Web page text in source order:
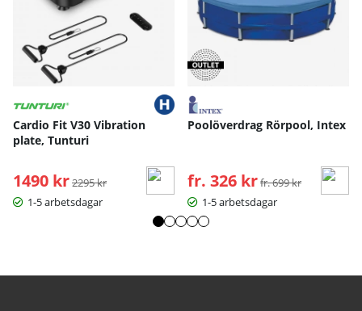
Bruksanvisning / manual »
Cardio Fit V30 Vibration
plate, Tunturi
1490 kr Ordinarie pris:
2295 kr
1-5 arbetsdagar
Poolöverdrag Rörpool, Intex
fr. 326 kr Ordinarie pris:
fr. 699 kr
1-5 arbetsdagar